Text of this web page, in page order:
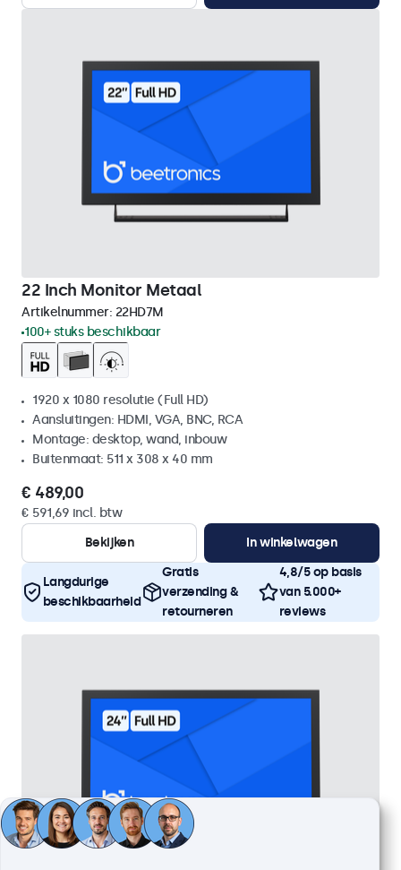
22 Inch Monitor Metaal
Artikelnummer: 22HD7M
100+ stuks beschikbaar
1920 x 1080 resolutie (Full HD)
Aansluitingen: HDMI, VGA, BNC, RCA
Montage: desktop, wand, inbouw
Buitenmaat: 511 x 308 x 40 mm
€ 489,00
€ 591,69 incl. btw
Bekijken
In winkelwagen
Langdurige
beschikbaarheid
Gratis
verzending &
retourneren
4,8/5 op basis
van 5.000+
reviews